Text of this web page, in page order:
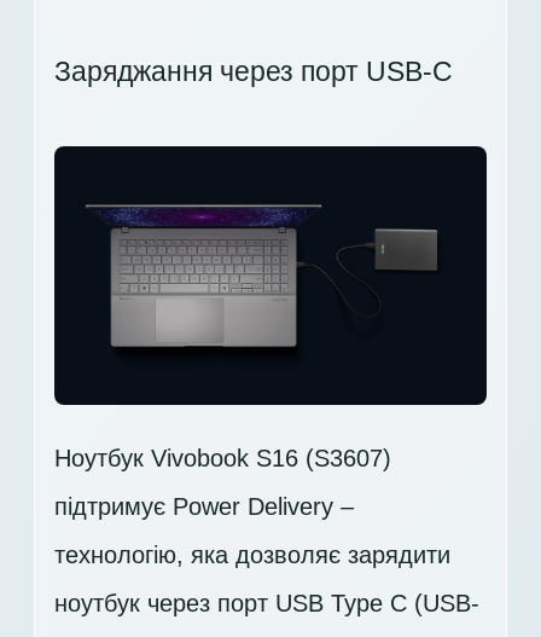
Заряджання через порт USB-C
Ноутбук Vivobook S16 (S3607)
підтримує Power Delivery –
технологію, яка дозволяє зарядити
ноутбук через порт USB Type C (USB-